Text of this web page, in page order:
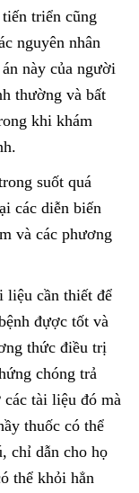
triển cũng
nguyên nhân
này của người
thường và bất
khi khám
suốt quá
các diễn biến
và các phương
liệu cần thiết để
đựợc tốt và
thức điều trị
chóng trả
tài liệu đó mà
thuốc có thể
chỉ dẫn cho họ
thể khỏi hẳn